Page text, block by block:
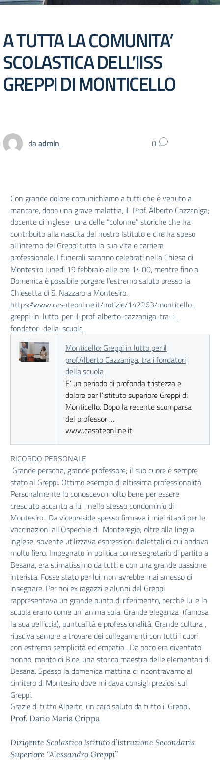
A TUTTA LA COMUNITA’
SCOLASTICA DELL’IISS
GREPPI DI MONTICELLO
daadmin 0
Con grande dolore comunichiamo a tutti che è venuto a
mancare, dopo una grave malattia, il Prof. Alberto Cazzaniga;
docente di inglese , una delle “colonne” storiche che ha
contribuito alla nascita del nostro Istituto e che ha speso
all’interno del Greppi tutta la sua vita e carriera
professionale. I funerali saranno celebrati nella Chiesa di
Montesiro lunedì 19 febbraio alle ore 14.00, mentre fino a
Domenica è possibile porgere l’estremo saluto presso la
Chiesetta di S. Nazzaro a Montesiro.
https://www.casateonline.it/notizie/142263/monticello-
greppi-in-lutto-per-il-prof-alberto-cazzaniga-tra-i-
fondatori-della-scuola
Monticello: Greppi in lutto per il
prof.Alberto Cazzaniga, tra i fondatori
della scuola
E’ un periodo di profonda tristezza e
dolore per l’istituto superiore Greppi di
Monticello. Dopo la recente scomparsa
del professor …
www.casateonline.it
RICORDO PERSONALE
Grande persona, grande professore; il suo cuore è sempre
stato al Greppi. Ottimo esempio di altissima professionalità.
Personalmente lo conoscevo molto bene per essere
cresciuto accanto a lui , nello stesso condominio di
Montesiro. Da vicepreside spesso firmava i miei ritardi per le
vaccinazioni all’Ospedale di Monteregio; oltre alla lingua
inglese, sovente utilizzava espressioni dialettali di cui andava
molto fiero. Impegnato in politica come segretario di partito a
Besana, era stimatissimo da tutti e con una grande passione
interista. Fosse stato per lui, non avrebbe mai smesso di
insegnare. Per noi ex ragazzi e alunni del Greppi
rappresentava un grande punto di riferimento, perché lui e la
scuola erano come un’ anima sola. Grande eleganza (famosa
la sua pelliccia), puntualità e professionalità. Grande cultura ,
riusciva sempre a trovare dei collegamenti con tutti i cuori
con estrema semplicità ed empatia . Da poco era diventato
nonno, marito di Bice, una storica maestra delle elementari di
Besana. Spesso la domenica mattina ci incontravamo al
cimitero di Montesiro dove mi dava consigli preziosi sul
Greppi.
Grazie di tutto Alberto, un caro saluto da tutto il Greppi.
Prof. Dario Maria Crippa
Dirigente Scolastico Istituto d’Istruzione Secondaria
Superiore “Alessandro Greppi”